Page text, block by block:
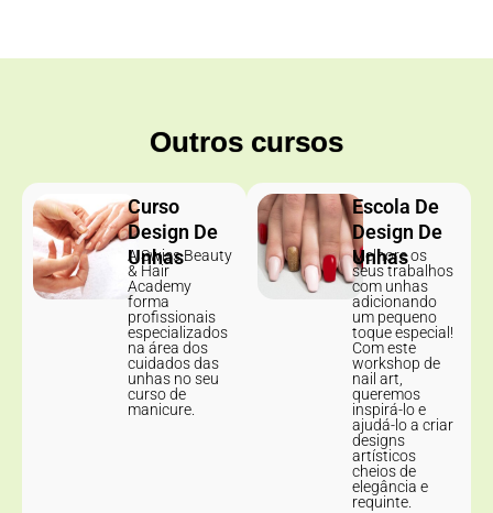
Outros cursos
Curso
Design De
Unhas
A Swiss Beauty
& Hair
Academy
forma
profissionais
especializados
na área dos
cuidados das
unhas no seu
curso de
manicure.
Escola De
Design De
Unhas
Melhore os
seus trabalhos
com unhas
adicionando
um pequeno
toque especial!
Com este
workshop de
nail art,
queremos
inspirá-lo e
ajudá-lo a criar
designs
artísticos
cheios de
elegância e
requinte.